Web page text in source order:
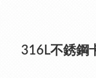
316L不銹鋼